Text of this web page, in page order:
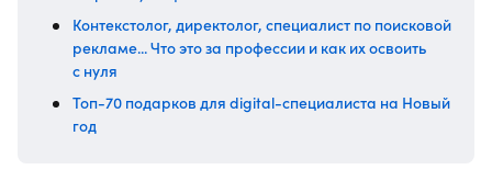
Контекстолог, директолог, специалист по поисковой
рекламе... Что это за профессии и как их освоить
с нуля
Топ-70 подарков для digital-специалиста на Новый
год